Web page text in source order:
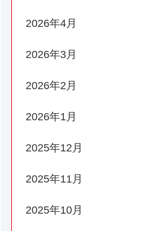
2026年4月
2026年3月
2026年2月
2026年1月
2025年12月
2025年11月
2025年10月